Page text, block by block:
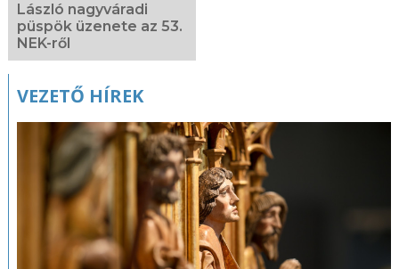
László nagyváradi
püspök üzenete az 53.
NEK-ről
VEZETŐ HÍREK